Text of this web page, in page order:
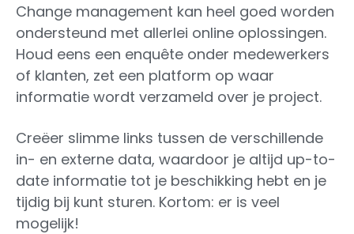
Change management kan heel goed worden
ondersteund met allerlei online oplossingen.
Houd eens een enquête onder medewerkers
of klanten, zet een platform op waar
informatie wordt verzameld over je project.
Creëer slimme links tussen de verschillende
in- en externe data, waardoor je altijd up-to-
date informatie tot je beschikking hebt en je
tijdig bij kunt sturen. Kortom: er is veel
mogelijk!